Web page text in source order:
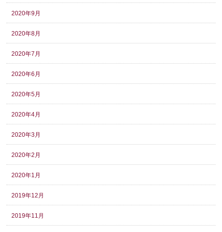
2020年9月
2020年8月
2020年7月
2020年6月
2020年5月
2020年4月
2020年3月
2020年2月
2020年1月
2019年12月
2019年11月